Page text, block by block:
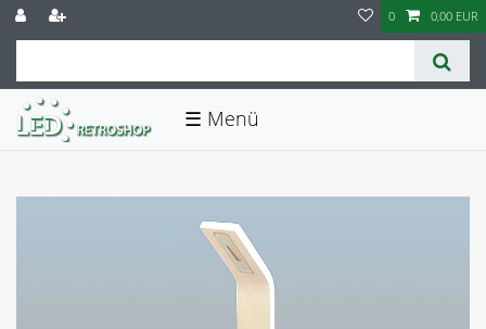
0 0,00 EUR
☰